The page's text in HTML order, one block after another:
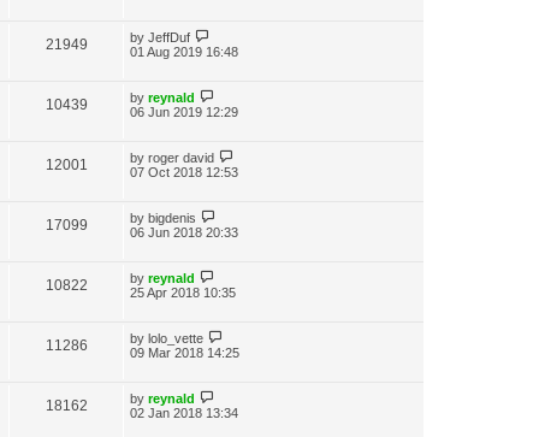
21949 by JeffDuf
01 Aug 2019 16:48
10439 by reynald
06 Jun 2019 12:29
12001 by roger david
07 Oct 2018 12:53
17099 by bigdenis
06 Jun 2018 20:33
10822 by reynald
25 Apr 2018 10:35
11286 by lolo_vette
09 Mar 2018 14:25
18162 by reynald
02 Jan 2018 13:34